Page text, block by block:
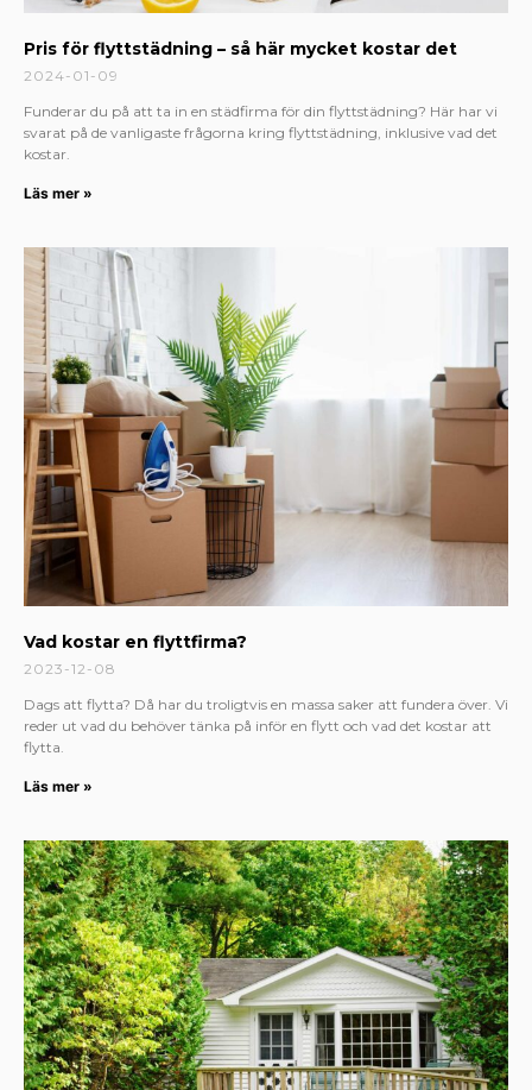
Pris för flyttstädning – så här mycket kostar det
2024-01-09
Funderar du på att ta in en städfirma för din flyttstädning? Här har vi
svarat på de vanligaste frågorna kring flyttstädning, inklusive vad det
kostar.
Läs mer »
Vad kostar en flyttfirma?
2023-12-08
Dags att flytta? Då har du troligtvis en massa saker att fundera över. Vi
reder ut vad du behöver tänka på inför en flytt och vad det kostar att
flytta.
Läs mer »